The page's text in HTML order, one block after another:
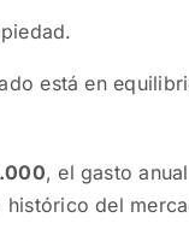
está en
, el gasto
del